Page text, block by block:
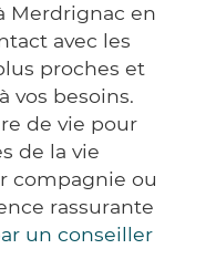
Merdrignac en
avec les
proches et
vos besoins.
de vie pour
de la vie
compagnie ou
rassurante
un conseiller